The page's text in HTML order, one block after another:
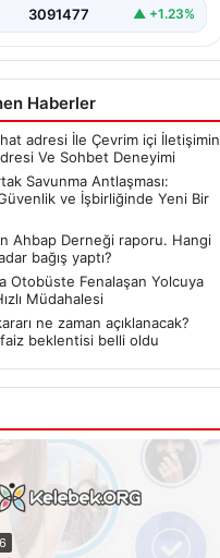
3091477 ▲ +1.23%
Haberler
adresi İle Çevrim içi İletişimin
Ve Sohbet Deneyimi
Savunma Antlaşması:
ve İşbirliğinde Yeni Bir
Ahbap Derneği raporu. Hangi
bağış yaptı?
Otobüste Fenalaşan Yolcuya
Müdahalesi
ne zaman açıklanacak?
faiz beklentisi belli oldu